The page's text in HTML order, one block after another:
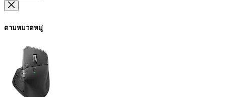
ตามหมวดหมู่